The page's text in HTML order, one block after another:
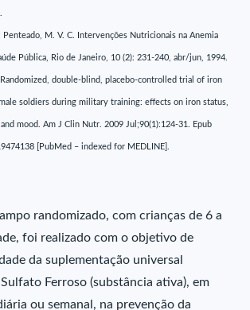
Penteado, M. V. C. Intervenções Nutricionais na Anemia
Pública, Rio de Janeiro, 10 (2): 231-240, abr/jun, 1994.
double-blind, placebo-controlled trial of iron
soldiers during military training: effects on iron status,
mood. Am J Clin Nutr. 2009 Jul;90(1):124-31. Epub
[PubMed – indexed for MEDLINE].
randomizado, com crianças de 6 a
foi realizado com o objetivo de
da suplementação universal
Ferroso (substância ativa), em
ou semanal, na prevenção da